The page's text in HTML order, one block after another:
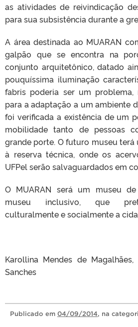
as atividades de reivindicação
para sua subsistência durante a
A área destinada ao MUARAN
galpão que se encontra na
conjunto arquitetônico, datado
pouquíssima iluminação
fabris poderia ser um
para a adaptação a um ambiente
foi verificada a existência de um
mobilidade tanto de pessoas
grande porte. O futuro museu terá
à reserva técnica, onde os
UFPel serão salvaguardados em
O MUARAN será um museu
museu inclusivo, que
culturalmente e socialmente a
Karollina Mendes de
Sanches
Publicado em 04/09/2014, na